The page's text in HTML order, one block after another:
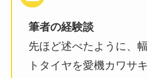
筆者の経験談
先ほど述べたように、
トタイヤを愛機カワサ